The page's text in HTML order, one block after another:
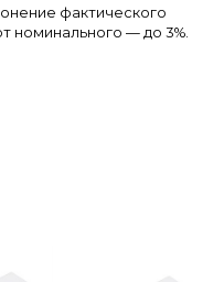
фактического
номинального — до 3%.